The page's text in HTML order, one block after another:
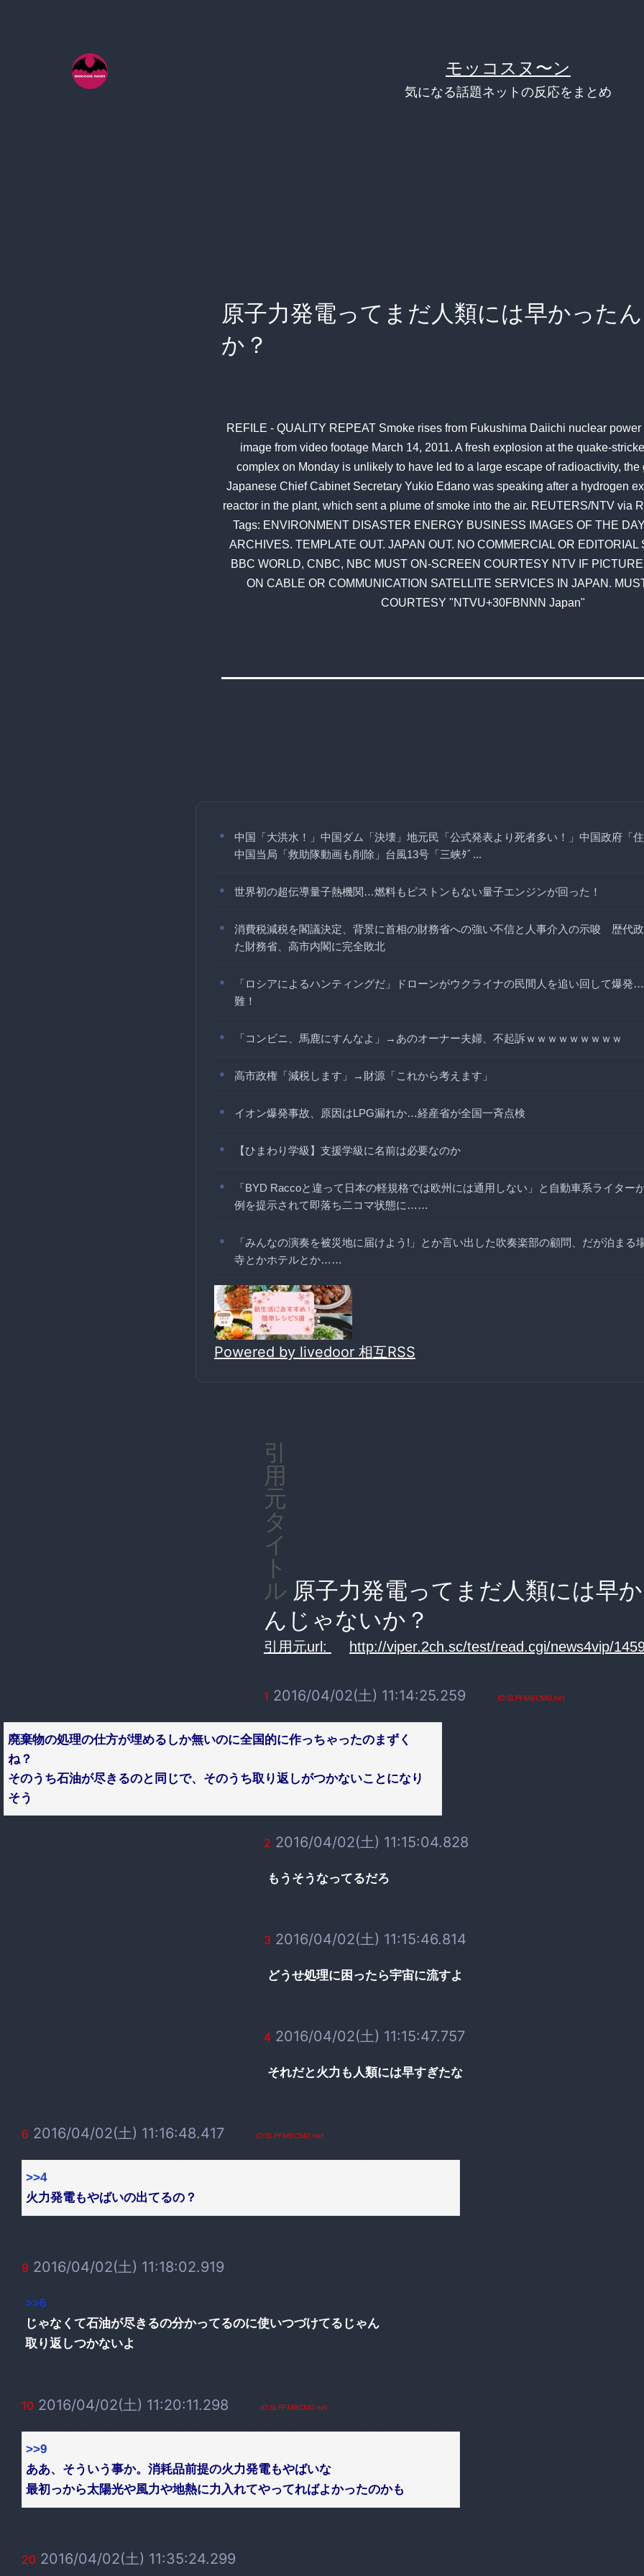
モッコスヌ〜ン
気になる話題ネットの反応をまとめ
原子力発電ってまだ人類には早かった
か？
REFILE - QUALITY REPEAT Smoke rises from Fukushima Daiichi nuclear
image from video footage March 14, 2011. A fresh explosion at the quake-
complex on Monday is unlikely to have led to a large escape of radioactivity, the
Japanese Chief Cabinet Secretary Yukio Edano was speaking after a hydrogen
reactor in the plant, which sent a plume of smoke into the air. REUTERS/NTV via
Tags: ENVIRONMENT DISASTER ENERGY BUSINESS IMAGES OF THE
ARCHIVES. TEMPLATE OUT. JAPAN OUT. NO COMMERCIAL OR EDITORIAL
BBC WORLD, CNBC, NBC MUST ON-SCREEN COURTESY NTV IF
ON CABLE OR COMMUNICATION SATELLITE SERVICES IN JAPAN.
COURTESY "NTVU+30FBNNN Japan"
中国「大洪水！」中国ダム「決壊」地元民「公式発表より死者多い！」中国政府「
中国当局「救助隊動画も削除」台風13号「三峡ﾀﾞ...
世界初の超伝導量子熱機関…燃料もピストンもない量子エンジンが回った！
消費税減税を閣議決定、背景に首相の財務省への強い不信と人事介入の示唆 歴代
た財務省、高市内閣に完全敗北
「ロシアによるハンティングだ」ドローンがウクライナの民間人を追い回して爆発
難！
「コンビニ、馬鹿にすんなよ」→あのオーナー夫婦、不起訴ｗｗｗｗｗｗｗｗｗ
高市政権「減税します」→財源「これから考えます」
イオン爆発事故、原因はLPG漏れか…経産省が全国一斉点検
【ひまわり学級】支援学級に名前は必要なのか
「BYD Raccoと違って日本の軽規格では欧州には通用しない」と自動車系ライター
例を提示されて即落ち二コマ状態に……
「みんなの演奏を被災地に届けよう!」とか言い出した吹奏楽部の顧問、だが泊まる
寺とかホテルとか……
Powered by livedoor 相互RSS
引
用
元
タ
イ
ト
ル 原子力発電ってまだ人類には早
んじゃないか？
引用元url: http://viper.2ch.sc/test/read.cgi/news4vip/
1 2016/04/02(土) 11:14:25.259 ID:SLPFMBCM0.net
廃棄物の処理の仕方が埋めるしか無いのに全国的に作っちゃったのまずく
ね？
そのうち石油が尽きるのと同じで、そのうち取り返しがつかないことになり
そう
2 2016/04/02(土) 11:15:04.828
もうそうなってるだろ
3 2016/04/02(土) 11:15:46.814
どうせ処理に困ったら宇宙に流すよ
4 2016/04/02(土) 11:15:47.757
それだと火力も人類には早すぎたな
6 2016/04/02(土) 11:16:48.417 ID:SLPFMBCM0.net
>>4
火力発電もやばいの出てるの？
9 2016/04/02(土) 11:18:02.919
>>6
じゃなくて石油が尽きるの分かってるのに使いつづけてるじゃん
取り返しつかないよ
10 2016/04/02(土) 11:20:11.298 ID:SLPFMBCM0.net
>>9
ああ、そういう事か。消耗品前提の火力発電もやばいな
最初っから太陽光や風力や地熱に力入れてやってればよかったのかも
20 2016/04/02(土) 11:35:24.299